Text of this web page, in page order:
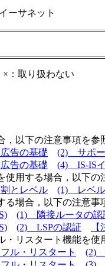
ーサネット
取り扱わない
，以下の注意事項を参
告の基礎 (2) サポー
告の基礎 (4) IS-IS
使用する場合，以下の
とレベル (1) レベル
る場合，以下の注意事
(1) 隣接ルータの認
(2) LSPの認証
・リスタート機能を使
ル・リスタート (2)